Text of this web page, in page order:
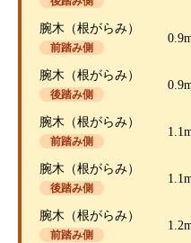
腕木（根がらみ）
前踏み側
腕木（根がらみ）
後踏み側
腕木（根がらみ）
前踏み側
腕木（根がらみ）
後踏み側
腕木（根がらみ）
前踏み側